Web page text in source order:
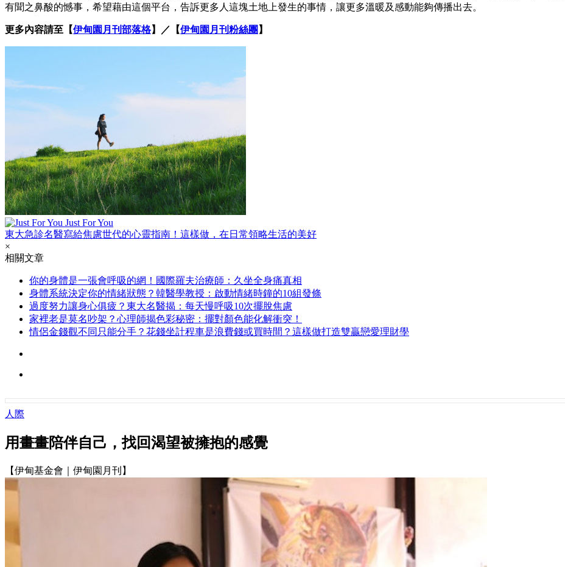
有聞之鼻酸的憾事，希望藉由這個平台，告訴更多人這塊土地上發生的事情，讓更多溫暖及感動能夠傳播出去。
更多內容請至【伊甸園月刊部落格】／【伊甸園月刊粉絲團 】
Just For You
東大急診名醫寫給焦慮世代的心靈指南！這樣做，在日常領略生活的美好
×
相關文章
你的身體是一張會呼吸的網！國際羅夫治療師：久坐全身痛真相
身體系統決定你的情緒狀態？韓醫學教授：啟動情緒時鐘的10組發條
過度努力讓身心俱疲？東大名醫揭：每天慢呼吸10次擺脫焦慮
家裡老是莫名吵架？心理師揭色彩秘密：擺對顏色能化解衝突！
情侶金錢觀不同只能分手？花錢坐計程車是浪費錢或買時間？這樣做打造雙贏戀愛理財學
人際
用畫畫陪伴自己，找回渴望被擁抱的感覺
【伊甸基金會｜伊甸園月刊】